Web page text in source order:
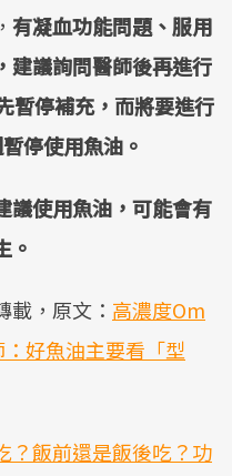
有凝血功能問題、服用
建議詢問醫師後再進行
暫停補充，而將要進行
停使用魚油。
議使用魚油，可能會有
。
，原文： 高濃度Om
好魚油主要看「型
？飯前還是飯後吃？功